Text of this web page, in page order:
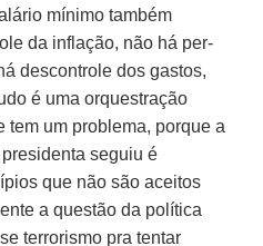
mínimo também
da inflação, não há per­
descontrole dos gastos,
é uma orquestração
tem um problema, porque a
seguiu é
que não são aceitos
a questão da política
terrorismo pra tentar